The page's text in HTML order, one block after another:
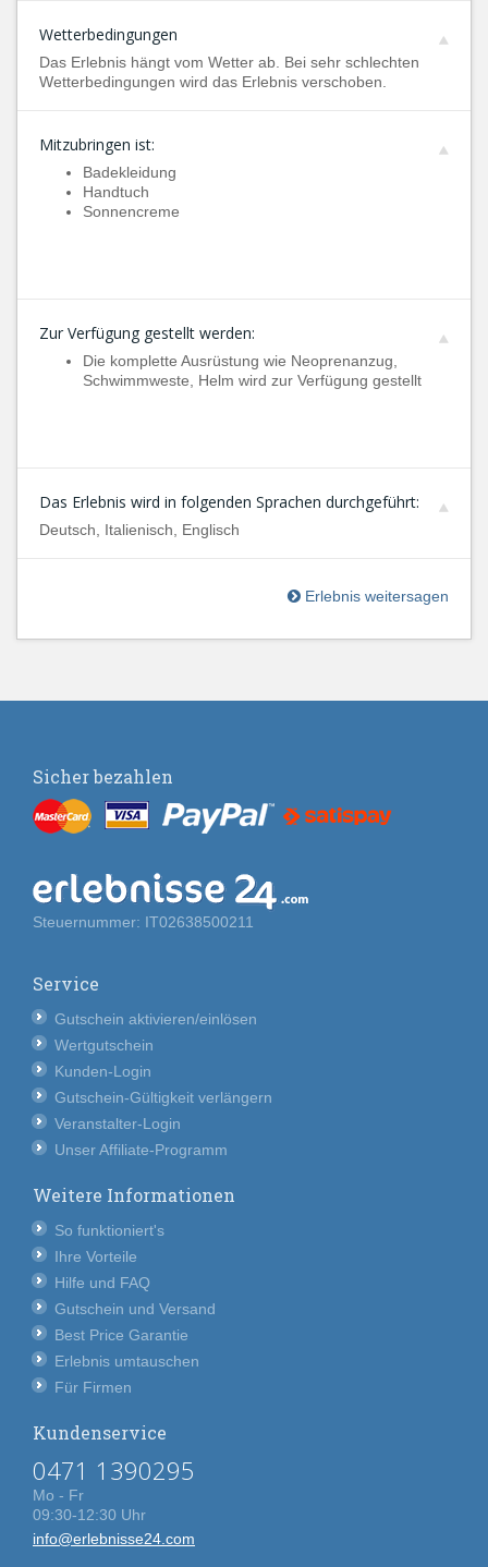
Wetterbedingungen
Das Erlebnis hängt vom Wetter ab. Bei sehr schlechten
Wetterbedingungen wird das Erlebnis verschoben.
Mitzubringen ist:
Badekleidung
Handtuch
Sonnencreme
Zur Verfügung gestellt werden:
Die komplette Ausrüstung wie Neoprenanzug,
Schwimmweste, Helm wird zur Verfügung gestellt
Das Erlebnis wird in folgenden Sprachen durchgeführt:
Deutsch, Italienisch, Englisch
Erlebnis weitersagen
Sicher bezahlen
Steuernummer: IT02638500211
Service
Gutschein aktivieren/einlösen
Wertgutschein
Kunden-Login
Gutschein-Gültigkeit verlängern
Veranstalter-Login
Unser Affiliate-Programm
Weitere Informationen
So funktioniert's
Ihre Vorteile
Hilfe und FAQ
Gutschein und Versand
Best Price Garantie
Erlebnis umtauschen
Für Firmen
Kundenservice
0471 1390295
Mo - Fr
09:30-12:30 Uhr
info@erlebnisse24.com